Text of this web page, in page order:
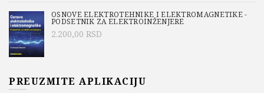
OSNOVE ELEKTROTEHNIKE I ELEKTROMAGNETIKE -
PODSETNIK ZA ELEKTROINŽENJERE
2.200,00 RSD
PREUZMITE APLIKACIJU